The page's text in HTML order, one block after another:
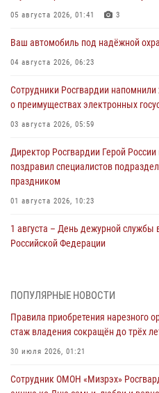
05 августа 2026, 01:41 3
Ваш автомобиль под надёжной
04 августа 2026, 06:23
Сотрудники Росгвардии
о преимуществах электронных
03 августа 2026, 05:59
Директор Росгвардии Герой
поздравил специалистов
праздником
01 августа 2026, 10:23
1 августа – День дежурной службы
Российской Федерации
В Росгвардии вспоминают
01 августа 2026, 10:19
Внесены изменения в правила
31 июля 2026, 01:48
ПОПУЛЯРНЫЕ НОВОСТИ
Правила приобретения нарезного
стаж владения сокращён до трёх
30 июля 2026, 01:21
Сотрудник ОМОН «Мизрэх»